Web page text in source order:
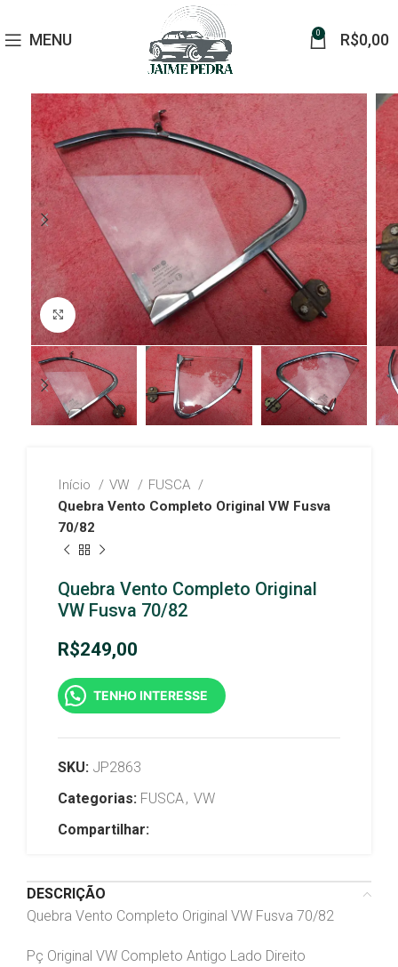
MENU 0 R$0,00
Click to enlarge
Início VW
FUSCA
Quebra Vento Completo Original VW Fusva
70/82
Quebra Vento Completo Original
VW Fusva 70/82
R$249,00
TENHO INTERESSE
SKU: JP2863
Categorias: FUSCA, VW
Compartilhar:
DESCRIÇÃO
Quebra Vento Completo Original VW Fusva 70/82
Pç Original VW Completo Antigo Lado Direito